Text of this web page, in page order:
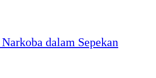
dalam Sepekan